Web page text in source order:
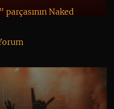
Naked